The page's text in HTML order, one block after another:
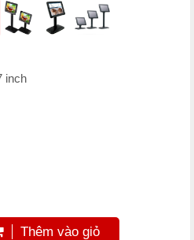
inch
Thêm vào giỏ